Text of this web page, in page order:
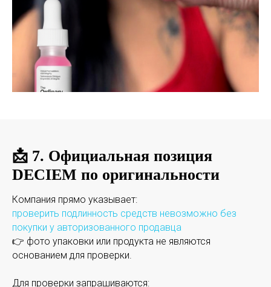
📩 7. Официальная позиция
DECIEM по оригинальности
Компания прямо указывает:
проверить подлинность средств невозможно без
покупки у авторизованного продавца
👉 фото упаковки или продукта не являются
основанием для проверки.
Для проверки запрашиваются: